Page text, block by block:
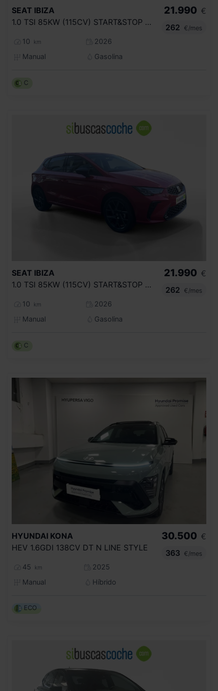
SEAT IBIZA
1.0 TSI 85KW (115CV) START&STOP FR+
10 km
2026
Manual
Gasolina
21.990 €
262
€/mes
C
SEAT IBIZA
1.0 TSI 85KW (115CV) START&STOP FR+
10 km
2026
Manual
Gasolina
21.990 €
262
€/mes
C
HYUNDAI KONA
HEV 1.6GDI 138CV DT N LINE STYLE
45 km
2025
Manual
Híbrido
30.500 €
363
€/mes
ECO